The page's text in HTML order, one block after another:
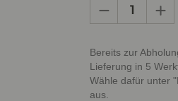
Bereits zur
Lieferung in 5
Wähle dafür unter
aus.